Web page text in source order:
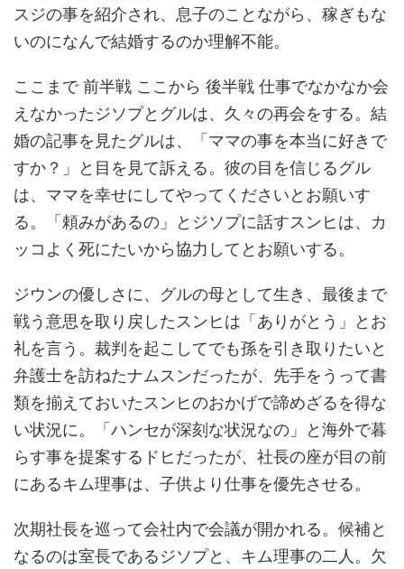
スジの事を紹介され、息子のことながら、稼ぎもな
いのになんで結婚するのか理解不能。
ここまで 前半戦 ここから 後半戦 仕事でなかなか会
えなかったジソプとグルは、久々の再会をする。結
婚の記事を見たグルは、「ママの事を本当に好きで
すか？」と目を見て訴える。彼の目を信じるグル
は、ママを幸せにしてやってくださいとお願いす
る。「頼みがあるの」とジソプに話すスンヒは、カ
ッコよく死にたいから協力してとお願いする。
ジウンの優しさに、グルの母として生き、最後まで
戦う意思を取り戻したスンヒは「ありがとう」とお
礼を言う。裁判を起こしてでも孫を引き取りたいと
弁護士を訪ねたナムスンだったが、先手をうって書
類を揃えておいたスンヒのおかげで諦めざるを得な
い状況に。「ハンセが深刻な状況なの」と海外で暮
らす事を提案するドヒだったが、社長の座が目の前
にあるキム理事は、子供より仕事を優先させる。
次期社長を巡って会社内で会議が開かれる。候補と
なるのは室長であるジソプと、キム理事の二人。欠